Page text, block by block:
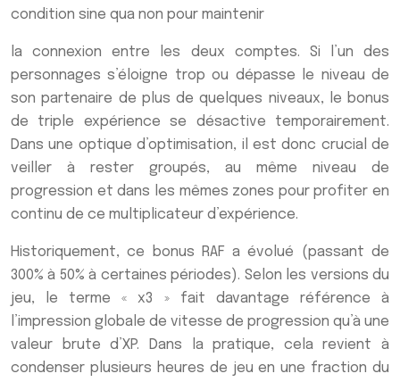
condition sine qua non pour maintenir
la connexion entre les deux comptes. Si l’un des
personnages s’éloigne trop ou dépasse le niveau de
son partenaire de plus de quelques niveaux, le bonus
de triple expérience se désactive temporairement.
Dans une optique d’optimisation, il est donc crucial de
veiller à rester groupés, au même niveau de
progression et dans les mêmes zones pour profiter en
continu de ce multiplicateur d’expérience.
Historiquement, ce bonus RAF a évolué (passant de
300% à 50% à certaines périodes). Selon les versions du
jeu, le terme « x3 » fait davantage référence à
l’impression globale de vitesse de progression qu’à une
valeur brute d’XP. Dans la pratique, cela revient à
condenser plusieurs heures de jeu en une fraction du